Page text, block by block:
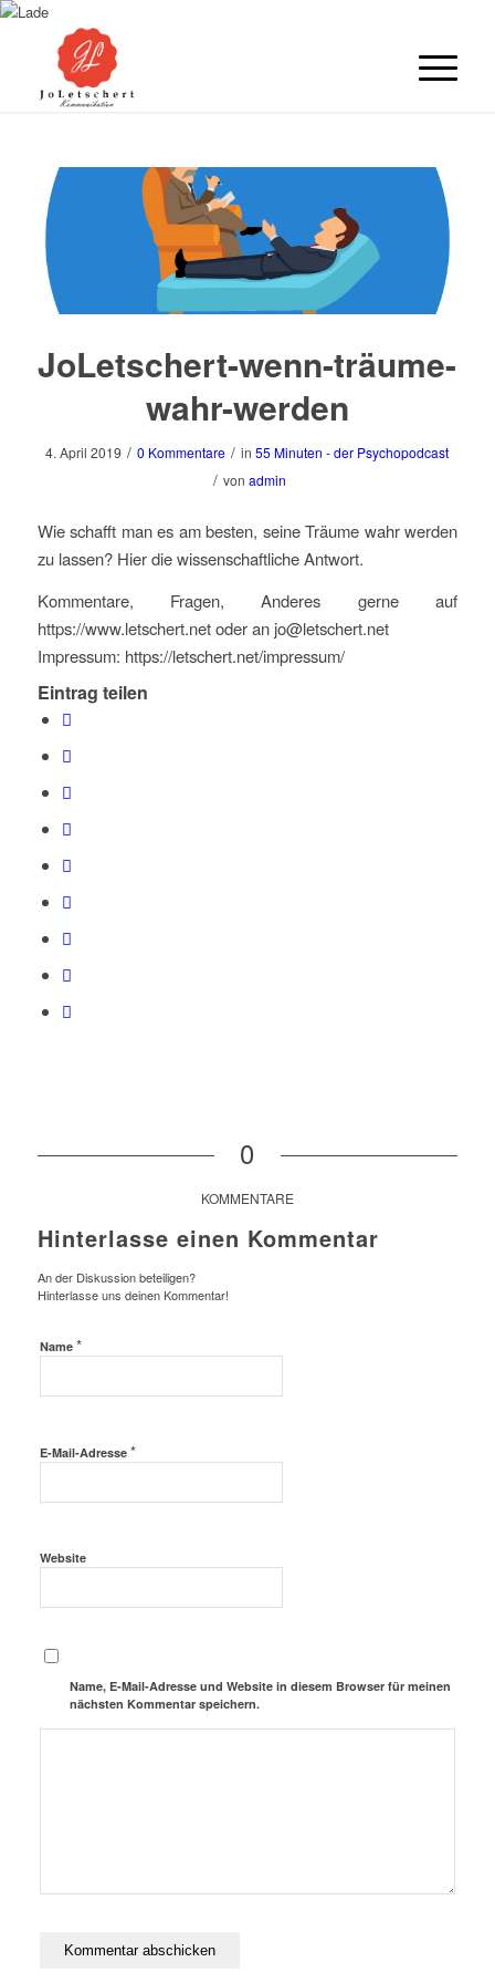
JoLetschert-wenn-träume-
wahr-werden
4. April 2019 / 0 Kommentare / in55 Minuten - der Psychopodcast
/ vonadmin
Wie schafft man es am besten, seine Träume wahr werden
zu lassen? Hier die wissenschaftliche Antwort.
Kommentare, Fragen, Anderes gerne auf
https://www.letschert.net oder an jo@letschert.net
Impressum: https://letschert.net/impressum/
Eintrag teilen
0
KOMMENTARE
Hinterlasse einen Kommentar
An der Diskussion beteiligen?
Hinterlasse uns deinen Kommentar!
Name *
E-Mail-Adresse *
Website
Name, E-Mail-Adresse und Website in diesem Browser für meinen
nächsten Kommentar speichern.